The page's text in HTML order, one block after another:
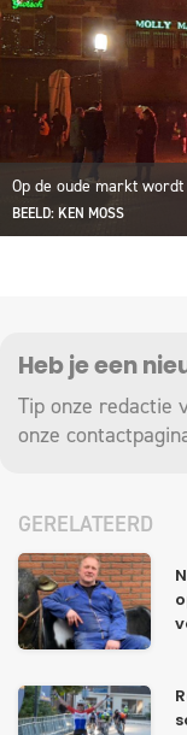
Op de oude markt
BEELD: KEN MOSS
Heb je een
Tip onze redactie
onze
GERELATEERD